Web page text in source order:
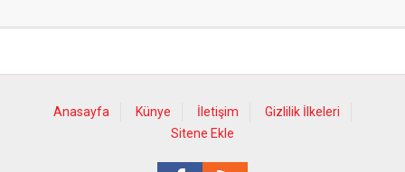
Anasayfa Künye İletişim
Gizlilik İlkeleri
Sitene Ekle